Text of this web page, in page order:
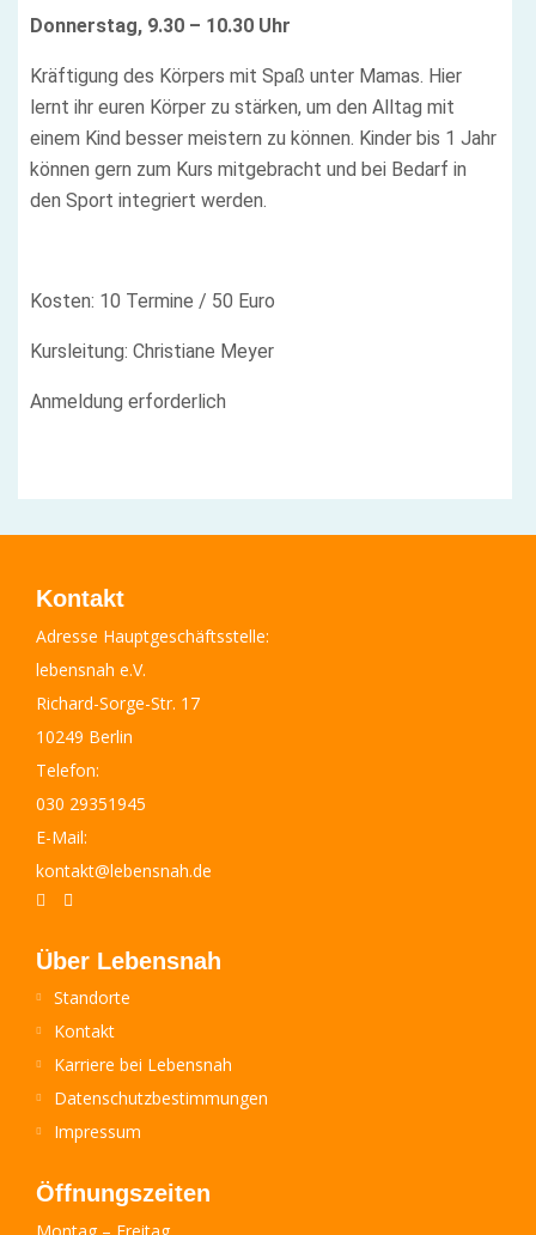
Donnerstag, 9.30 – 10.30 Uhr
Kräftigung des Körpers mit Spaß unter Mamas. Hier
lernt ihr euren Körper zu stärken, um den Alltag mit
einem Kind besser meistern zu können. Kinder bis 1 Jahr
können gern zum Kurs mitgebracht und bei Bedarf in
den Sport integriert werden.
Kosten: 10 Termine / 50 Euro
Kursleitung: Christiane Meyer
Anmeldung erforderlich
Kontakt
Adresse Hauptgeschäftsstelle:
lebensnah e.V.
Richard-Sorge-Str. 17
10249 Berlin
Telefon:
030 29351945
E-Mail:
kontakt@lebensnah.de
Über Lebensnah
Standorte
Kontakt
Karriere bei Lebensnah
Datenschutzbestimmungen
Impressum
Öffnungszeiten